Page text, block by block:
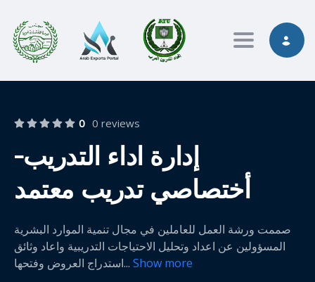
Toggle
0 0 reviews
إدارة اداء التدريب-
أختصاصي تدريب معتمد
صممت ورشة العمل للعاملين في مجال تنمية الموارد البشرية
المسؤولين عن اعداد وتحليل الاحتياجات التدريبية واعاد وثائق
استدراج العروض وفتحها... Show more